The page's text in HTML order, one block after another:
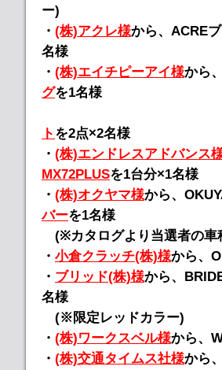
ー)
・ (株)アクレ様から、ACRE
名様
・ (株)エイチピーアイ様から
グを1名様
ト を2点×2名様
・ (株)エンドレスアドバンス
MX72PLUSを1台分×1名様
・ (株)オクヤマ様から、
バーを1名様
(※カタログより当選者の車
・ 小倉クラッチ(株)様から、
・ ブリッド(株)様から、
名様
(※限定レッドカラー)
・ (株)ワークスベル様から、
・ (株)交通タイムス社様から